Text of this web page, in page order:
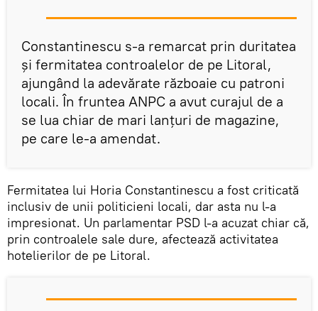
Constantinescu s-a remarcat prin duritatea
și fermitatea controalelor de pe Litoral,
ajungând la adevărate războaie cu patroni
locali. În fruntea ANPC a avut curajul de a
se lua chiar de mari lanțuri de magazine,
pe care le-a amendat.
Fermitatea lui Horia Constantinescu a fost criticată
inclusiv de unii politicieni locali, dar asta nu l-a
impresionat. Un parlamentar PSD l-a acuzat chiar că,
prin controalele sale dure, afectează activitatea
hotelierilor de pe Litoral.